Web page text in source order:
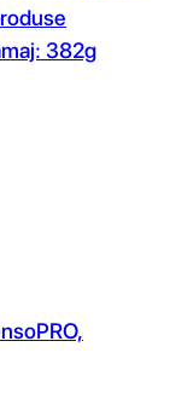
382g